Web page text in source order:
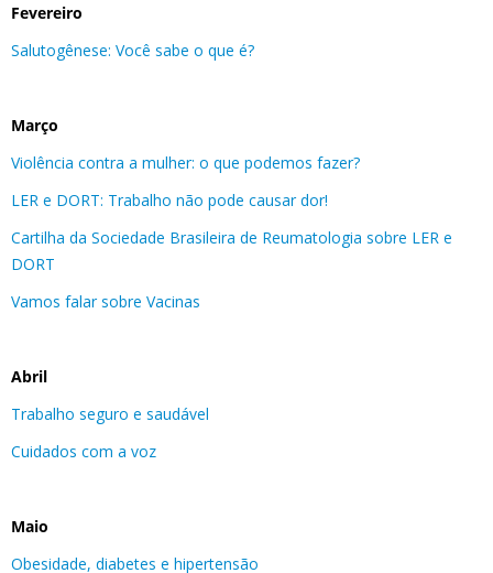
Fevereiro
Salutogênese: Você sabe o que é?
Março
Violência contra a mulher: o que podemos fazer?
LER e DORT: Trabalho não pode causar dor!
Cartilha da Sociedade Brasileira de Reumatologia sobre LER e
DORT
Vamos falar sobre Vacinas
Abril
Trabalho seguro e saudável
Cuidados com a voz
Maio
Obesidade, diabetes e hipertensão